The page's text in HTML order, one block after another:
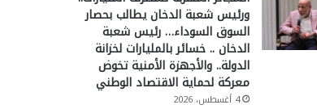
ورئيس شعبة الدخان يطالب بحصار
السوق السوداء… رئيس شعبة
الدخان .. خسائر بالمليارات لخزانة
الدولة.. والأجهزة الأمنية تخوض
معركة لحماية الاقتصاد الوطني
4 أغسطس، 2026